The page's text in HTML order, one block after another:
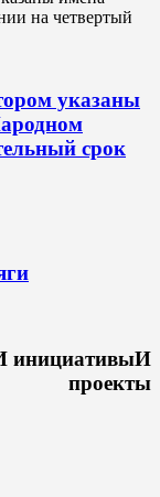
указаны
срок
инициативыИ
проекты